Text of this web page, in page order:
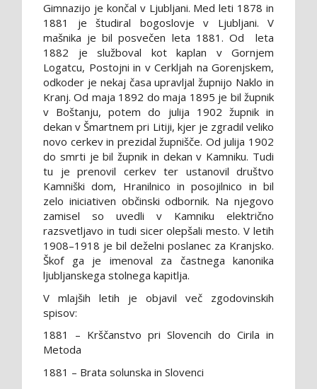
Gimnazijo je končal v Ljubljani. Med leti 1878 in
1881 je študiral bogoslovje v Ljubljani. V
mašnika je bil posvečen leta 1881. Od leta
1882 je služboval kot kaplan v Gornjem
Logatcu, Postojni in v Cerkljah na Gorenjskem,
odkoder je nekaj časa upravljal župnijo Naklo in
Kranj. Od maja 1892 do maja 1895 je bil župnik
v Boštanju, potem do julija 1902 župnik in
dekan v Šmartnem pri Litiji, kjer je zgradil veliko
novo cerkev in prezidal župnišče. Od julija 1902
do smrti je bil župnik in dekan v Kamniku. Tudi
tu je prenovil cerkev ter ustanovil društvo
Kamniški dom, Hranilnico in posojilnico in bil
zelo iniciativen občinski odbornik. Na njegovo
zamisel so uvedli v Kamniku električno
razsvetljavo in tudi sicer olepšali mesto. V letih
1908–1918 je bil deželni poslanec za Kranjsko.
Škof ga je imenoval za častnega kanonika
ljubljanskega stolnega kapitlja.
V mlajših letih je objavil več zgodovinskih
spisov:
1881 – Krščanstvo pri Slovencih do Cirila in
Metoda
1881 – Brata solunska in Slovenci